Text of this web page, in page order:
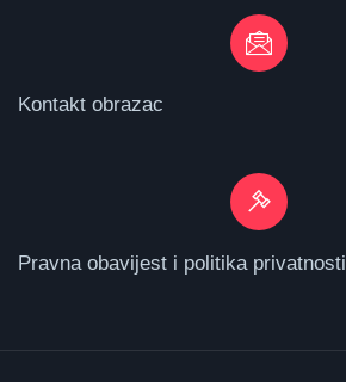
Kontakt obrazac
Pravna obavijest i politika privatnosti